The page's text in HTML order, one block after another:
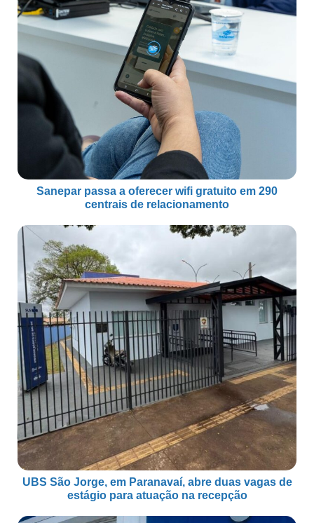
Sanepar passa a oferecer wifi gratuito em 290
centrais de relacionamento
UBS São Jorge, em Paranavaí, abre duas vagas de
estágio para atuação na recepção